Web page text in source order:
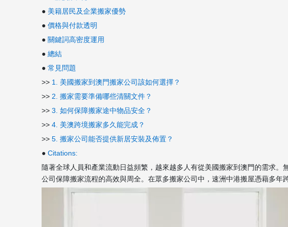
● 美籍居民及企業搬家優勢
● 價格與付款透明
● 關鍵詞高密度運用
● 總結
● 常見問題
>> 1. 美國搬家到澳門搬家公司該如何選擇？
>> 2. 搬家需要準備哪些清關文件？
>> 3. 如何保障搬家途中物品安全？
>> 4. 美澳跨境搬家多久能完成？
>> 5. 搬家公司能否提供新居安裝及佈置？
● Citations:
隨著全球人員和產業流動日益頻繁，越來越多人有從美國搬家到澳門的需求
公司保障搬家流程的高效與周全。在眾多搬家公司中，速洲中港搬屋憑藉多年